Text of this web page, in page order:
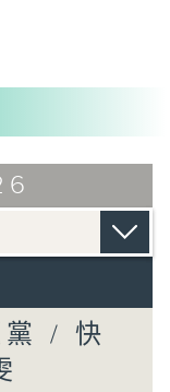
黨 / 快